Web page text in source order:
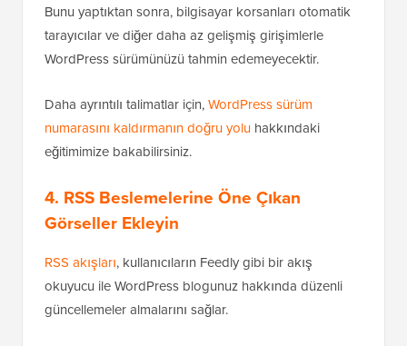
Bunu yaptıktan sonra, bilgisayar korsanları otomatik
tarayıcılar ve diğer daha az gelişmiş girişimlerle
WordPress sürümünüzü tahmin edemeyecektir.
Daha ayrıntılı talimatlar için,WordPress sürüm
numarasını kaldırmanın doğru yolu hakkındaki
eğitimimize bakabilirsiniz.
4. RSS Beslemelerine Öne Çıkan
Görseller Ekleyin
RSS akışları, kullanıcıların Feedly gibi bir akış
okuyucu ile WordPress blogunuz hakkında düzenli
güncellemeler almalarını sağlar.